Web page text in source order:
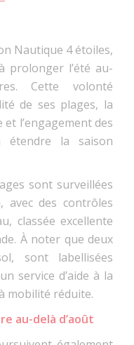
Nautique 4 étoiles,
prolonger l’été au-
Cette volonté
de ses plages, la
l’engagement des
la saison
sont surveillées
des contrôles
classée excellente
À noter que deux
sont labellisées
service d’aide à la
mobilité réduite.
au-delà d’août